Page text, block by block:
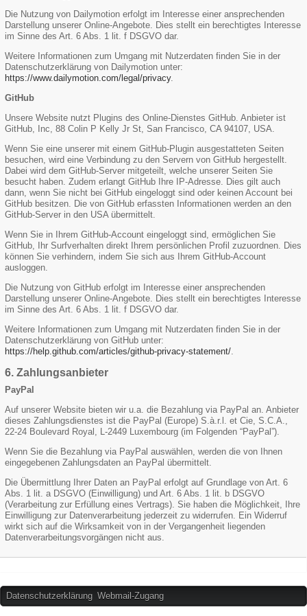
Die Nutzung von Dailymotion erfolgt im Interesse einer ansprechenden
Darstellung unserer Online-Angebote. Dies stellt ein berechtigtes Interesse
im Sinne des Art. 6 Abs. 1 lit. f DSGVO dar.
Weitere Informationen zum Umgang mit Nutzerdaten finden Sie in der
Datenschutzerklärung von Dailymotion unter:
https://www.dailymotion.com/legal/privacy.
GitHub
Unsere Website nutzt Plugins des Online-Dienstes GitHub. Anbieter ist
GitHub, Inc, 88 Colin P Kelly Jr St, San Francisco, CA 94107, USA.
Wenn Sie eine unserer mit einem GitHub-Plugin ausgestatteten Seiten
besuchen, wird eine Verbindung zu den Servern von GitHub hergestellt.
Dabei wird dem GitHub-Server mitgeteilt, welche unserer Seiten Sie
besucht haben. Zudem erlangt GitHub Ihre IP-Adresse. Dies gilt auch
dann, wenn Sie nicht bei GitHub eingeloggt sind oder keinen Account bei
GitHub besitzen. Die von GitHub erfassten Informationen werden an den
GitHub-Server in den USA übermittelt.
Wenn Sie in Ihrem GitHub-Account eingeloggt sind, ermöglichen Sie
GitHub, Ihr Surfverhalten direkt Ihrem persönlichen Profil zuzuordnen. Dies
können Sie verhindern, indem Sie sich aus Ihrem GitHub-Account
ausloggen.
Die Nutzung von GitHub erfolgt im Interesse einer ansprechenden
Darstellung unserer Online-Angebote. Dies stellt ein berechtigtes Interesse
im Sinne des Art. 6 Abs. 1 lit. f DSGVO dar.
Weitere Informationen zum Umgang mit Nutzerdaten finden Sie in der
Datenschutzerklärung von GitHub unter:
https://help.github.com/articles/github-privacy-statement/
6. Zahlungsanbieter
PayPal
Auf unserer Website bieten wir u.a. die Bezahlung via PayPal an. Anbieter
dieses Zahlungsdienstes ist die PayPal (Europe) S.à.r.l. et Cie, S.C.A.,
22-24 Boulevard Royal, L-2449 Luxembourg (im Folgenden “PayPal”).
Wenn Sie die Bezahlung via PayPal auswählen, werden die von Ihnen
eingegebenen Zahlungsdaten an PayPal übermittelt.
Die Übermittlung Ihrer Daten an PayPal erfolgt auf Grundlage von Art. 6
Abs. 1 lit. a DSGVO (Einwilligung) und Art. 6 Abs. 1 lit. b DSGVO
(Verarbeitung zur Erfüllung eines Vertrags). Sie haben die Möglichkeit, Ihre
Einwilligung zur Datenverarbeitung jederzeit zu widerrufen. Ein Widerruf
wirkt sich auf die Wirksamkeit von in der Vergangenheit liegenden
Datenverarbeitungsvorgängen nicht aus.
Datenschutzerklärung Webmail-Zugang